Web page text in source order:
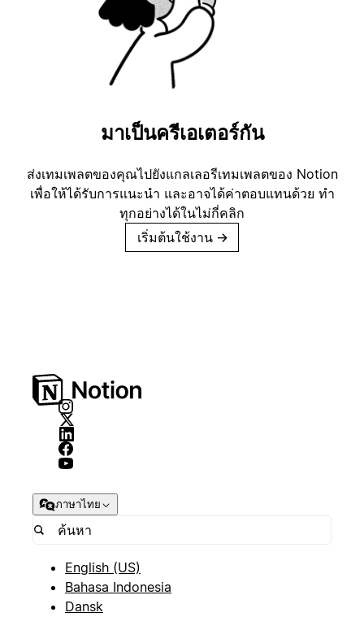
มาเป็นครีเอเตอร์กัน
ส่งเทมเพลตของคุณไปยังแกลเลอรีเทมเพลตของ Notion
เพื่อให้ได้รับการแนะนำ และอาจได้ค่าตอบแทนด้วย ทำ
ทุกอย่างได้ในไม่กี่คลิก
เริ่มต้นใช้งาน →
ภาษาไทย
English (US)
Bahasa Indonesia
Dansk